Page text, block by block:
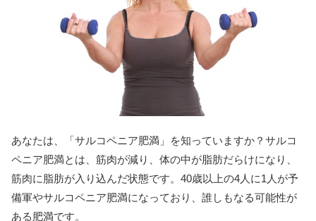
あなたは、「サルコペニア肥満」を知っていますか？サルコ
ペニア肥満とは、筋肉が減り、体の中が脂肪だらけになり、
筋肉に脂肪が入り込んだ状態です。40歳以上の4人に1人が予
備軍やサルコペニア肥満になっており、誰しもなる可能性が
ある肥満です。